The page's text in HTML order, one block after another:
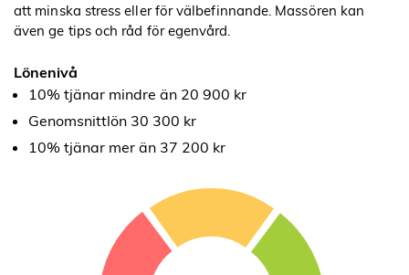
att minska stress eller för välbefinnande. Massören kan
även ge tips och råd för egenvård.
Lönenivå
10% tjänar mindre än 20 900 kr
Genomsnittlön 30 300 kr
10% tjänar mer än 37 200 kr